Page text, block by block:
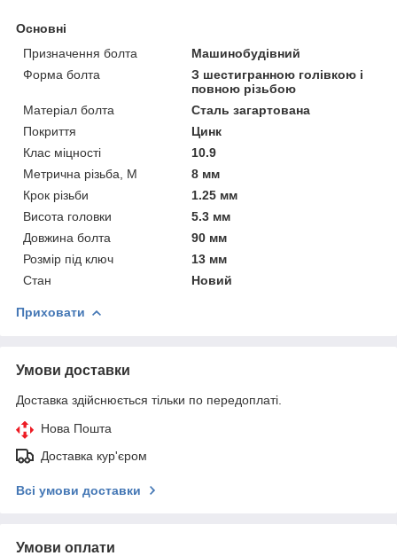
Основні
Призначення болта
Машинобудівний
Форма болта
З шестигранною голівкою і
повною різьбою
Матеріал болта
Сталь загартована
Покриття
Цинк
Клас міцності
10.9
Метрична різьба, М
8 мм
Крок різьби
1.25 мм
Висота головки
5.3 мм
Довжина болта
90 мм
Розмір під ключ
13 мм
Стан
Новий
Приховати
Умови доставки
Доставка здійснюється тільки по передоплаті.
Нова Пошта
Доставка кур'єром
Всі умови доставки
Умови оплати